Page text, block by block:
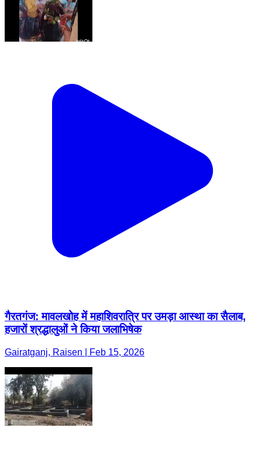
गैरतगंज: मावलखोह में महाशिवरात्रि पर उमड़ा आस्था का सैलाब,
हजारों श्रद्धालुओं ने किया जलाभिषेक
Gairatganj, Raisen | Feb 15, 2026